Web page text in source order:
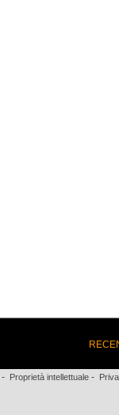
- Proprietà intellettuale -